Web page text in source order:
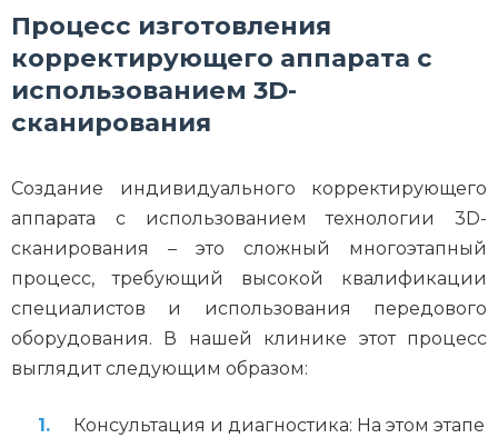
Процесс изготовления
корректирующего аппарата с
использованием 3D-
сканирования
Создание индивидуального корректирующего
аппарата с использованием технологии 3D-
сканирования – это сложный многоэтапный
процесс, требующий высокой квалификации
специалистов и использования передового
оборудования. В нашей клинике этот процесс
выглядит следующим образом:
Консультация и диагностика: На этом этапе